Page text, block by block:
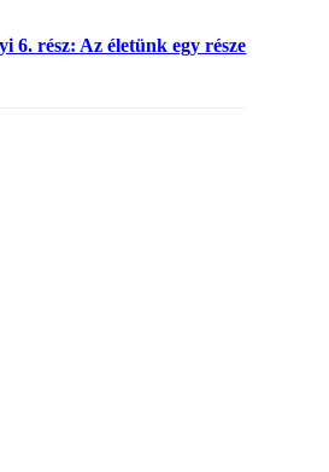
6. rész: Az életünk egy része